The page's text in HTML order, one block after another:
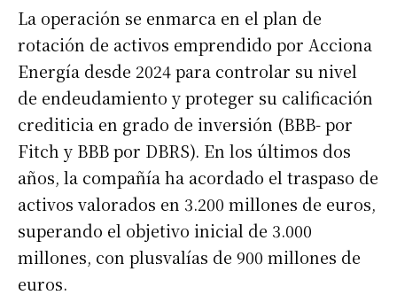
La operación se enmarca en el plan de
rotación de activos emprendido por Acciona
Energía desde 2024 para controlar su nivel
de endeudamiento y proteger su calificación
crediticia en grado de inversión (BBB- por
Fitch y BBB por DBRS). En los últimos dos
años, la compañía ha acordado el traspaso de
activos valorados en 3.200 millones de euros,
superando el objetivo inicial de 3.000
millones, con plusvalías de 900 millones de
euros.